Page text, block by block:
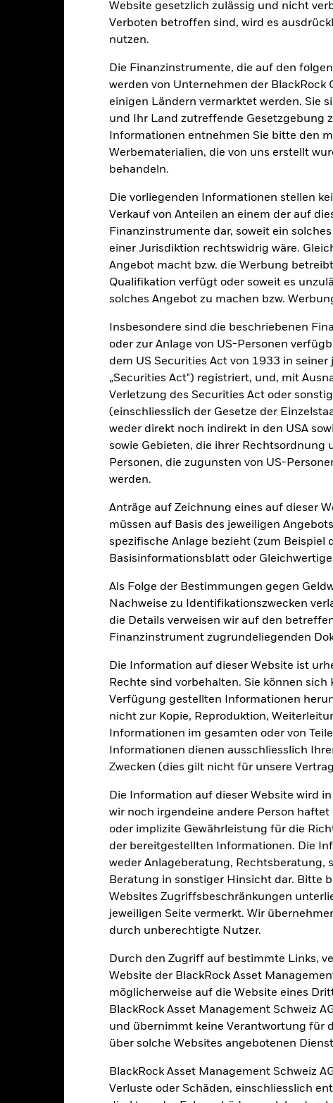
Website gesetzlich zulässig und nicht
Verboten betroffen sind, wird es
nutzen.
Die Finanzinstrumente, die auf den
werden von Unternehmen der BlackRock
einigen Ländern vermarktet werden. Sie
und Ihr Land zutreffende Gesetzgebung
Informationen entnehmen Sie bitte den
Werbematerialien, die von uns erstellt
behandeln.
Die vorliegenden Informationen stellen
Verkauf von Anteilen an einem der auf
Finanzinstrumente dar, soweit ein
einer Jurisdiktion rechtswidrig wäre.
Angebot macht bzw. die Werbung
Qualifikation verfügt oder soweit es
solches Angebot zu machen bzw.
Insbesondere sind die beschriebenen
oder zur Anlage von US-Personen
dem US Securities Act von 1933 in
„Securities Act") registriert, und, mit
Verletzung des Securities Act oder
(einschliesslich der Gesetze der
weder direkt noch indirekt in den USA
sowie Gebieten, die ihrer Rechtsordnung
Personen, die zugunsten von US-
werden.
Anträge auf Zeichnung eines auf dieser
müssen auf Basis des jeweiligen
spezifische Anlage bezieht (zum Beispiel
Basisinformationsblatt oder
Als Folge der Bestimmungen gegen
Nachweise zu Identifikationszwecken
die Details verweisen wir auf den
Finanzinstrument zugrundeliegenden
Die Information auf dieser Website ist
Rechte sind vorbehalten. Sie können
Verfügung gestellten Informationen
nicht zur Kopie, Reproduktion,
Informationen im gesamten oder von
Informationen dienen ausschliesslich
Zwecken (dies gilt nicht für unsere
Die Information auf dieser Website wird
wir noch irgendeine andere Person
oder implizite Gewährleistung für die
der bereitgestellten Informationen. Die
weder Anlageberatung, Rechtsberatung,
Beratung in sonstiger Hinsicht dar. Bitte
Websites Zugriffsbeschränkungen
jeweiligen Seite vermerkt. Wir
durch unberechtigte Nutzer.
Durch den Zugriff auf bestimmte Links,
Website der BlackRock Asset
möglicherweise auf die Website eines
BlackRock Asset Management Schweiz
und übernimmt keine Verantwortung für
über solche Websites angebotenen
BlackRock Asset Management Schweiz
Verluste oder Schäden, einschliesslich
2017 2018 2019 2020 2021
In dieser Zeit wurde die Wertentwicklung des Fonds unter Umständen
20.Juni2022 änderte der Fonds seinen Namen und/oder sein
15.Dez.2021, verwendete der Fonds eine andere Benchmark, was
2016 2017 2019 2020
1.9 3.7 -0.2 5.2 4.6 -
-0.3 -0.3 -0.4 -0.4 -0.4 -
und Rücknahmeabschläge.
aufgeführten Zahlen beziehen sich auf die Wertentwicklung in der
Vergangenheit ist kein verlässlicher Indikator für die künftige
Zukunft vollkommen anders entwickeln. Dies kann Ihnen helfen zu
Wertentwicklung wird auf der Grundlage eines Nettoinventarwerts
falls Sie in einer anderen Währung als derjenigen investieren,
berechnet wurde.Quelle:Blackrock
Wesentliche Risiken
Wertpapiere mit einem Rating unter Investment Grade sind
mit höherem Rating. Potenzielle oder effektive Herabstufungen
MBS gelten die auch für festverzinsliche Wertpapiere beschriebenen
einem hohen Verschuldungsgrad verbunden und spiegeln den Wert
Derivate können äußerst stark auf
von Verlusten und Gewinnen erhöhen. Der Fondswert unterliegt
sein, wenn Derivate in großem Umfang oder auf komplexe
auszuschließen, die mit den ESG-Kriterien nicht
Dies kann, verglichen mit einem Fonds ohne ein solches
mit anderen Instrumenten auftreten, kann zu Verlusten für
Fonds gehaltenen Vermögensgegenstandes fällige Erträge nicht
dass es nicht genügend Käufer oder Verkäufer gibt, um
Eckdaten
EUR 2’853’042’025.03
30.Sept.2009
EUR
Overnight (EUROSTR=) rate
index (EUR)
5.00%
0.00%
Auflegung Anteilsklasse
Anlageklasse
SFDR-Klassifizierung
Laufende Gebühren
ISIN
Gewinnverwendung